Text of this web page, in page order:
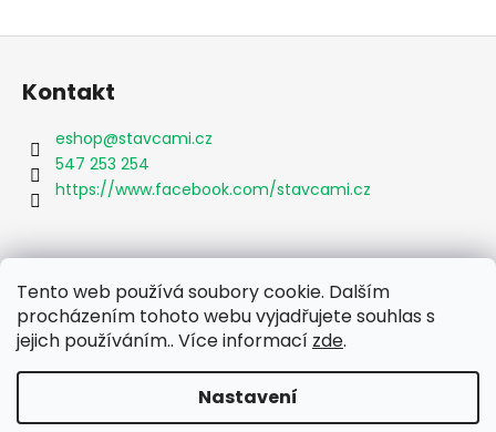
Tento web používá soubory cookie. Dalším
procházením tohoto webu vyjadřujete souhlas s
jejich používáním.. Více informací zde.
Nastavení
Z
Kontakt
eshop@stavcami.cz
547 253 254
https://www.facebook.com/stavcami.cz
Informace pro vás
Obchodní podmínky